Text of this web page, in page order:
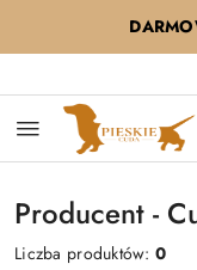
Przejdź do
Przejdź do
Przejdź do
Przejdź do
Przejdź do
Producent -
Liczba produktów:0